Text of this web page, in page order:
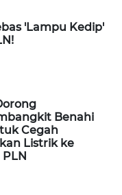
'Lampu Kedip'
Benahi
Cegah
Listrik ke